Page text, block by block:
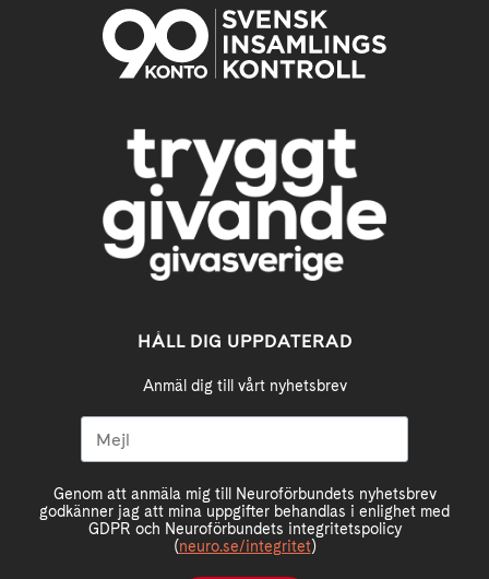
HÅLL DIG UPPDATERAD
Anmäl dig till vårt nyhetsbrev
Genom att anmäla mig till Neuroförbundets nyhetsbrev
godkänner jag att mina uppgifter behandlas i enlighet med
GDPR och Neuroförbundets integritetspolicy
(neuro.se/integritet)